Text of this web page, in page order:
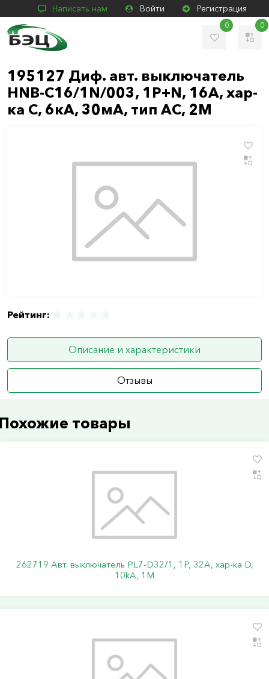
Написать нам Войти Регистрация
0 0
195127 Диф. авт. выключатель
HNB-C16/1N/003, 1Р+N, 16А, хар-
ка С, 6кА, 30мА, тип АС, 2М
Рейтинг:
Описание и характеристики
Отзывы
товары
262719 Авт. выключатель PL7-D32/1, 1P, 32A, хар-ка D,
10kA, 1M